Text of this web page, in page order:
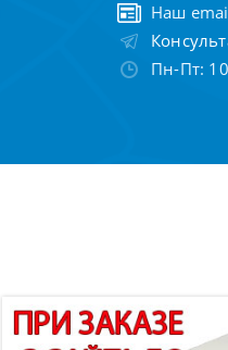
Наш
Пн-Пт: